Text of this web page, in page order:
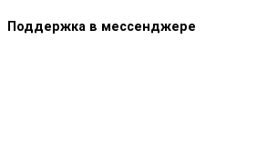
Поддержка в мессенджере